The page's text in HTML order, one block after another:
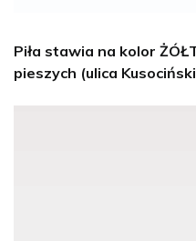
Piła stawia na kolor
pieszych (ulica